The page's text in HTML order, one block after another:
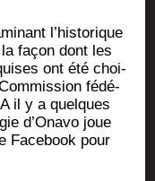
l’his­to­rique
façon dont les
ont été choi­
fédé­
il y a quelques
d’O­na­vo joue
Face­book pour